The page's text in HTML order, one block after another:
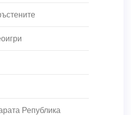
Република